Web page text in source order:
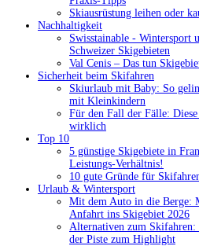
Skiausrüstung leihen oder
Nachhaltigkeit
Swisstainable - Wintersport
Schweizer Skigebieten
Val Cenis – Das tun
Sicherheit beim Skifahren
Skiurlaub mit Baby: So
mit Kleinkindern
Für den Fall der Fälle:
wirklich
Top 10
5 günstige Skigebiete in
Leistungs-Verhältnis!
10 gute Gründe für
Urlaub & Wintersport
Mit dem Auto in die Berge:
Anfahrt ins Skigebiet 2026
Alternativen zum
der Piste zum Highlight